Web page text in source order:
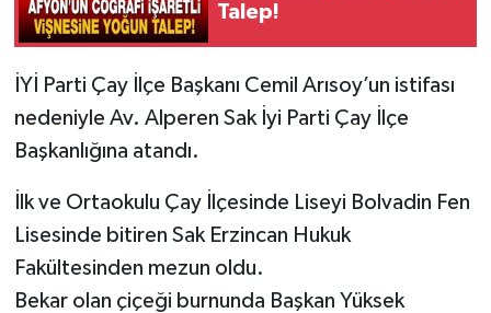
Talep!
İYİ Parti Çay İlçe Başkanı Cemil Arısoy’un istifası
nedeniyle Av. Alperen Sak İyi Parti Çay İlçe
Başkanlığına atandı.
İlk ve Ortaokulu Çay İlçesinde Liseyi Bolvadin Fen
Lisesinde bitiren Sak Erzincan Hukuk
Fakültesinden mezun oldu.
Bekar olan çiçeği burnunda Başkan Yüksek